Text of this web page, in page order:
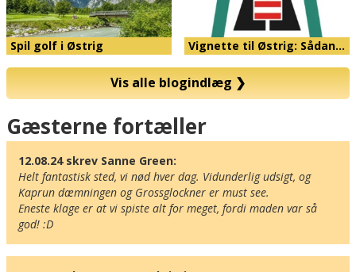
Spil golf i Østrig Vignette til Østrig: Sådan…
Vis alle blogindlæg❯
Kort
Gæsterne fortæller
12.08.24 skrev Sanne Green:
Helt fantastisk sted, vi nød hver dag. Vidunderlig udsigt, og
Kaprun dæmningen og Grossglockner er must see.
Eneste klage er at vi spiste alt for meget, fordi maden var så
god! :D